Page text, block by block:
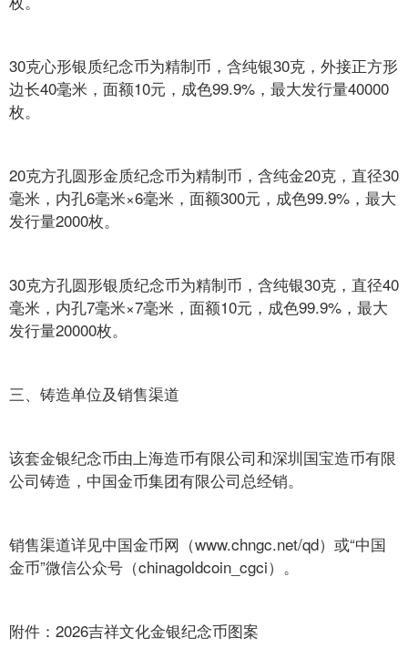
30克心形银质纪念币为精制币，含纯银30克，外接正方形
边长40毫米，面额10元，成色99.9%，最大发行量40000
枚。
20克方孔圆形金质纪念币为精制币，含纯金20克，直径30
毫米，内孔6毫米×6毫米，面额300元，成色99.9%，最大
发行量2000枚。
30克方孔圆形银质纪念币为精制币，含纯银30克，直径40
毫米，内孔7毫米×7毫米，面额10元，成色99.9%，最大
发行量20000枚。
三、铸造单位及销售渠道
该套金银纪念币由上海造币有限公司和深圳国宝造币有限
公司铸造，中国金币集团有限公司总经销。
销售渠道详见中国金币网（www.chngc.net/qd）或“中国
金币”微信公众号（chinagoldcoin_cgci）。
附件：2026吉祥文化金银纪念币图案